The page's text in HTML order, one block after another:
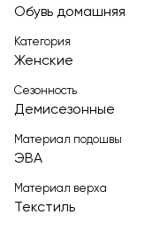
Обувь домашняя
Категория
Женские
Сезонность
Демисезонные
Материал подошвы
ЭВА
Материал верха
Текстиль